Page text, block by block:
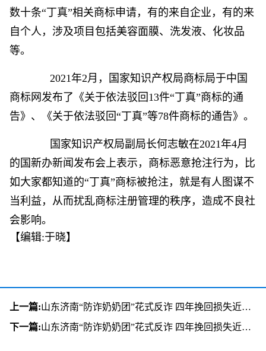
数十条“丁真”相关商标申请，有的来自企业，有的来
自个人，涉及项目包括美容面膜、洗发液、化妆品
等。
2021年2月，国家知识产权局商标局于中国
商标网发布了《关于依法驳回13件“丁真”商标的通
告》、《关于依法驳回“丁真”等78件商标的通告》。
国家知识产权局副局长何志敏在2021年4月
的国新办新闻发布会上表示，商标恶意抢注行为，比
如大家都知道的“丁真”商标被抢注，就是有人图谋不
当利益，从而扰乱商标注册管理的秩序，造成不良社
会影响。
【编辑:于晓】
上一篇:
山东济南“防诈奶奶团”花式反诈 四年挽回损失近千万
下一篇:
山东济南“防诈奶奶团”花式反诈 四年挽回损失近千万